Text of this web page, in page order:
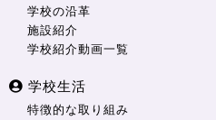
学校の沿革
施設紹介
学校紹介動画一覧
学校生活
特徴的な取り組み